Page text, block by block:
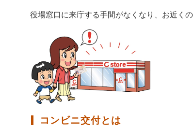
役場窓口に来庁する手間がなくなり、お近く
コンビニ交付とは